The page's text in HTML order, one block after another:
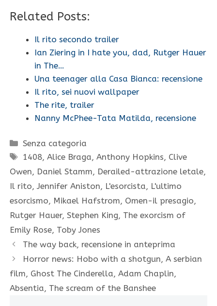
Related Posts:
Il rito secondo trailer
Ian Ziering in I hate you, dad, Rutger Hauer
in The…
Una teenager alla Casa Bianca: recensione
Il rito, sei nuovi wallpaper
The rite, trailer
Nanny McPhee-Tata Matilda, recensione
Categorie
Senza categoria
Tag
1408,Alice Braga,Anthony Hopkins, Clive
Owen, Daniel Stamm, Derailed-attrazione letale,
Il rito, Jennifer Aniston, L'esorcista, L'ultimo
esorcismo, Mikael Hafstrom, Omen-il presagio,
Rutger Hauer, Stephen King, The exorcism of
Emily Rose, Toby Jones
The way back, recensione in anteprima
Horror news: Hobo with a shotgun, A serbian
film, Ghost The Cinderella, Adam Chaplin,
Absentia, The scream of the Banshee